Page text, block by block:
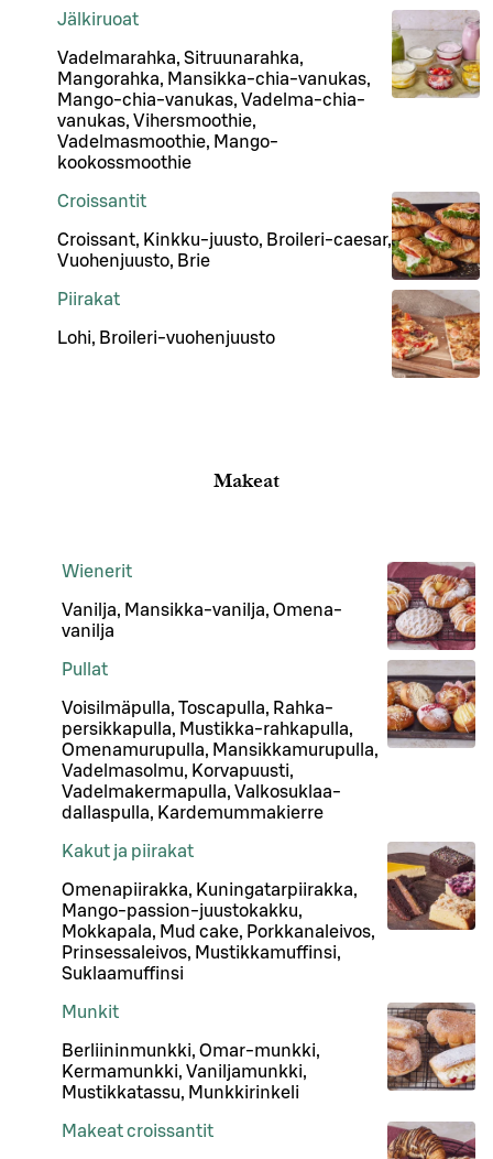
Jälkiruoat
Vadelmarahka, Sitruunarahka,
Mangorahka, Mansikka-chia-vanukas,
Mango-chia-vanukas, Vadelma-chia-
vanukas, Vihersmoothie,
Vadelmasmoothie, Mango-
kookossmoothie
Croissantit
Croissant, Kinkku-juusto, Broileri-caesar,
Vuohenjuusto, Brie
Piirakat
Lohi, Broileri-vuohenjuusto
Makeat
Wienerit
Vanilja, Mansikka-vanilja, Omena-
vanilja
Pullat
Voisilmäpulla, Toscapulla, Rahka-
persikkapulla, Mustikka-rahkapulla,
Omenamurupulla, Mansikkamurupulla,
Vadelmasolmu, Korvapuusti,
Vadelmakermapulla, Valkosuklaa-
dallaspulla, Kardemummakierre
Kakut ja piirakat
Omenapiirakka, Kuningatarpiirakka,
Mango-passion-juustokakku,
Mokkapala, Mud cake, Porkkanaleivos,
Prinsessaleivos, Mustikkamuffinsi,
Suklaamuffinsi
Munkit
Berliininmunkki, Omar-munkki,
Kermamunkki, Vaniljamunkki,
Mustikkatassu, Munkkirinkeli
Makeat croissantit